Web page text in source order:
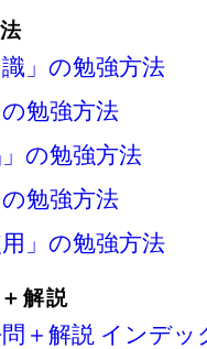
識」の勉強方法
の勉強方法
」の勉強方法
の勉強方法
用」の勉強方法
解説
＋解説 インデッ